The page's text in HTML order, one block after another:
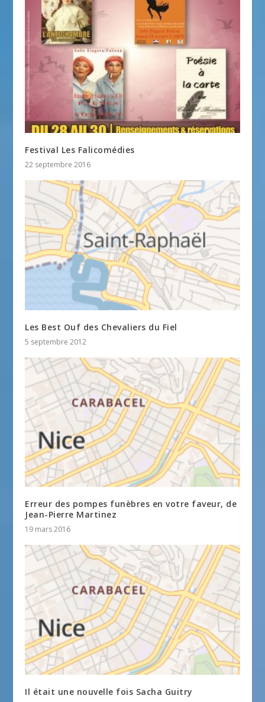
Festival Les Falicomédies
22 septembre 2016
Les Best Ouf des Chevaliers du Fiel
5 septembre 2012
Erreur des pompes funèbres en votre faveur, de
Jean-Pierre Martinez
19 mars 2016
Il était une nouvelle fois Sacha Guitry